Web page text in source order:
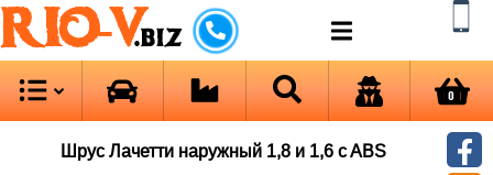
RIO-V.biz
0
Шрус Лачетти наружный 1,8 и 1,6 c ABS